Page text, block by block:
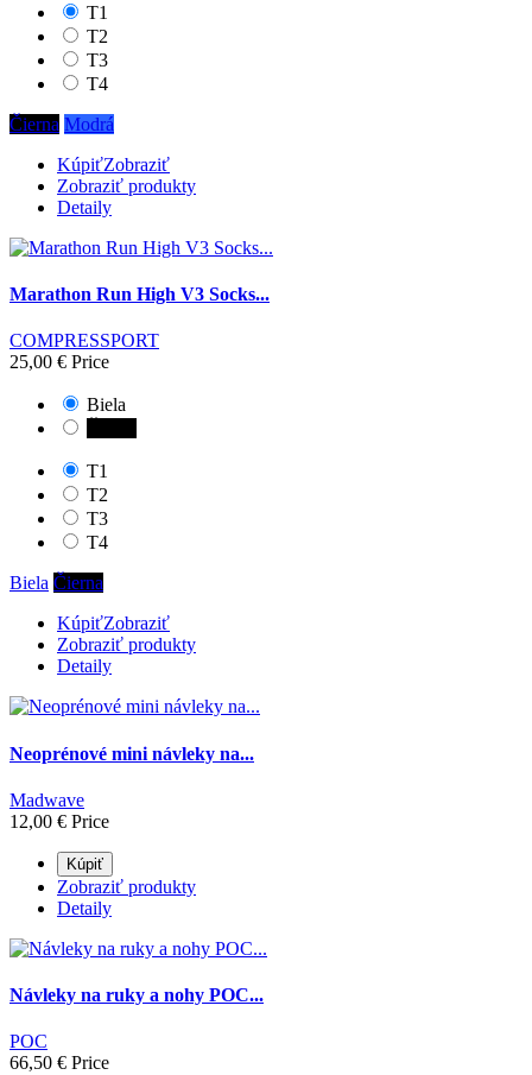
T1
T2
T3
T4
Čierna Modrá
KúpiťZobraziť
Zobraziť produkty
Detaily
Marathon Run High V3 Socks...
COMPRESSPORT
25,00 € Price
Biela
T1
T2
T3
T4
Biela Čierna
KúpiťZobraziť
Zobraziť produkty
Detaily
Neoprénové mini návleky na...
Madwave
12,00 € Price
Kúpiť
Zobraziť produkty
Detaily
Návleky na ruky a nohy POC...
POC
66,50 € Price